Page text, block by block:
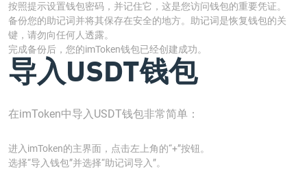
按照提示设置钱包密码，并记住它，这是您访问钱包的重要凭证。
备份您的助记词并将其保存在安全的地方。助记词是恢复钱包的关
键，请勿向任何人透露。
完成备份后，您的imToken钱包已经创建成功。
导入USDT钱包
在imToken中导入USDT钱包非常简单：
进入imToken的主界面，点击左上角的“+”按钮。
选择“导入钱包”并选择“助记词导入”。